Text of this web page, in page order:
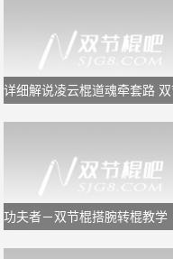
详细解说凌云棍道魂牵套路
功夫者－双节棍搭腕转棍教学